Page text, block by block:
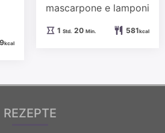
kcal
mascarpone e lamponi
1Stunde
Std. 20Minuten
Min. 581kcal
REZEPTE